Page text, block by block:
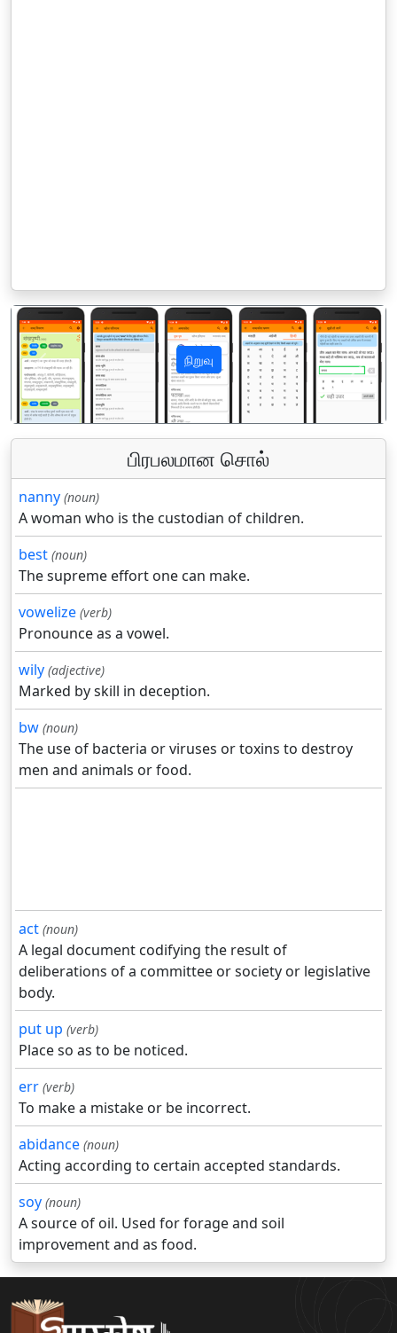
நிறுவு
पिछला अगला
பிரபலமான சொல்
nanny (noun)
A woman who is the custodian of children.
best (noun)
The supreme effort one can make.
vowelize (verb)
Pronounce as a vowel.
wily (adjective)
Marked by skill in deception.
bw (noun)
The use of bacteria or viruses or toxins to destroy
men and animals or food.
act (noun)
A legal document codifying the result of
deliberations of a committee or society or legislative
body.
put up (verb)
Place so as to be noticed.
err (verb)
To make a mistake or be incorrect.
abidance (noun)
Acting according to certain accepted standards.
soy (noun)
A source of oil. Used for forage and soil
improvement and as food.